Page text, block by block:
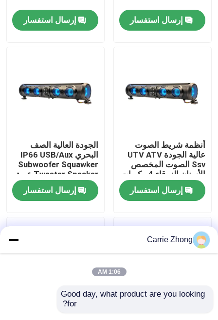
معلومات عنا
مراقبة الجودة
اتصل بنا
مرايا جانبية لعربة الجولف
إرسال استفسار إرسال استفسار
أنظمة شريط الصوت
عالية الجودة UTV ATV
Ssv الصوت المخصص
الأسنان الزرقاء 4 مكبرات
الصوت التحكم عن بعد
IP66 عازل المياه USB إرسال استفسار
الجودة العالية الصف
البحري IP66 USB/Aux
Subwoofer Squawker
Tweeter Speaker عربة
الغولف الكهربائية شريط
الصوت بلوتوث
إرسال استفسار
Carrie Zhong
1:06 AM
Good day, what product are you looking
for?